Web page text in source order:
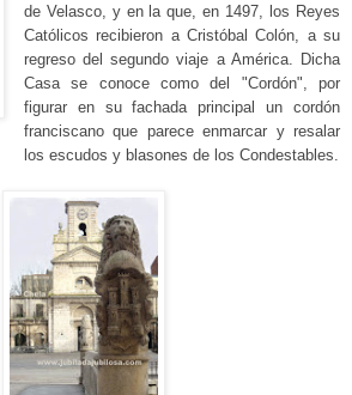
de Velasco, y en la que, en 1497, los Reyes
Católicos recibieron a Cristóbal Colón, a su
regreso del segundo viaje a América.
Dicha
Casa se conoce como del "Cordón", por
figurar en su fachada principal un cordón
franciscano que parece enmarcar y resalar
los escudos y blasones de los Condestables.